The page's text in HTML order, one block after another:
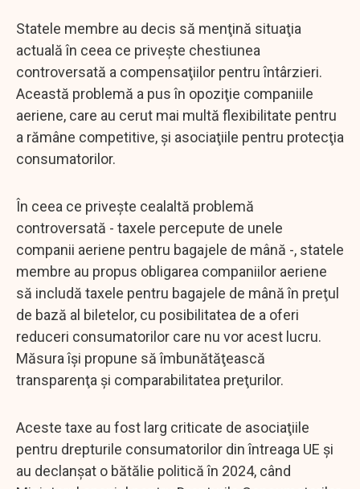
Statele membre au decis să menţină situaţia
actuală în ceea ce priveşte chestiunea
controversată a compensaţiilor pentru întârzieri.
Această problemă a pus în opoziţie companiile
aeriene, care au cerut mai multă flexibilitate pentru
a rămâne competitive, şi asociaţiile pentru protecţia
consumatorilor.
În ceea ce priveşte cealaltă problemă
controversată - taxele percepute de unele
companii aeriene pentru bagajele de mână -, statele
membre au propus obligarea companiilor aeriene
să includă taxele pentru bagajele de mână în preţul
de bază al biletelor, cu posibilitatea de a oferi
reduceri consumatorilor care nu vor acest lucru.
Măsura îşi propune să îmbunătăţească
transparenţa şi comparabilitatea preţurilor.
Aceste taxe au fost larg criticate de asociaţiile
pentru drepturile consumatorilor din întreaga UE şi
au declanşat o bătălie politică în 2024, când